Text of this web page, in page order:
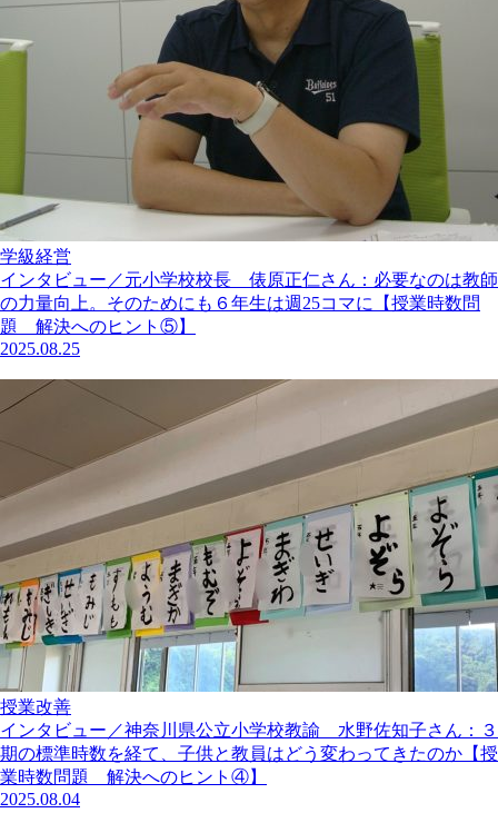
学級経営
インタビュー／元小学校校長 俵原正仁さん：必要なのは教師
の力量向上。そのためにも６年生は週25コマに【授業時数問
題 解決へのヒント⑤】
2025.08.25
授業改善
インタビュー／神奈川県公立小学校教諭 水野佐知子さん：３
期の標準時数を経て、子供と教員はどう変わってきたのか【授
業時数問題 解決へのヒント④】
2025.08.04